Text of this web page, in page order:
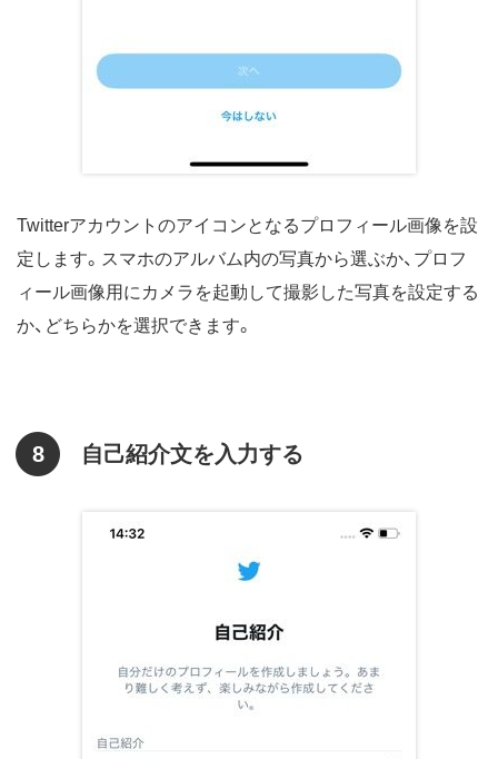
Twitterアカウントのアイコンとなるプロフィール画像を設
定します。スマホのアルバム内の写真から選ぶか、プロフ
ィール画像用にカメラを起動して撮影した写真を設定する
か、どちらかを選択できます。
8 自己紹介文を入力する